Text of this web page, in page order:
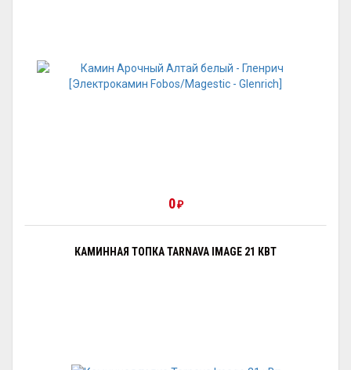
0₽
КАМИННАЯ ТОПКА TARNAVA IMAGE 21 КВТ